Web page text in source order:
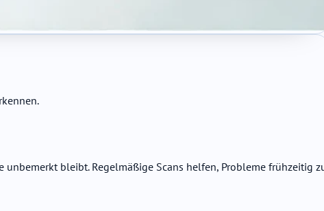
bleibt. Regelmäßige Scans helfen, Probleme frühzeitig